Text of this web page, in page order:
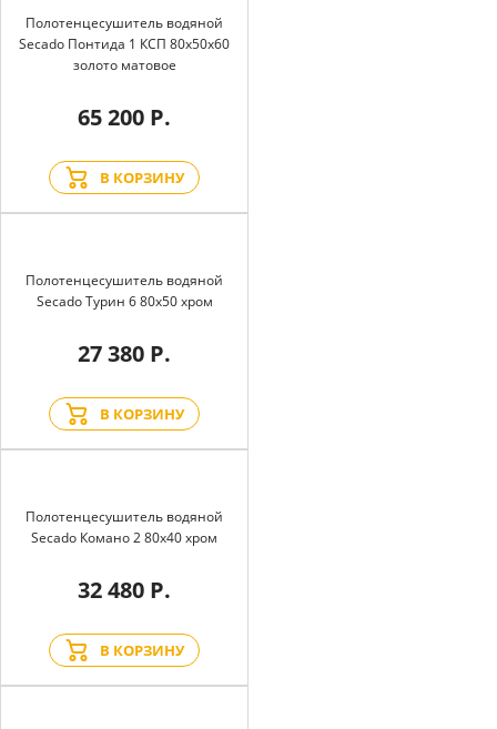
Полотенцесушитель водяной
Secado Понтида 1 КСП 80x50x60
золото матовое
65 200 Р.
В КОРЗИНУ
Полотенцесушитель водяной
Secado Турин 6 80x50 хром
27 380 Р.
В КОРЗИНУ
Полотенцесушитель водяной
Secado Комано 2 80x40 хром
32 480 Р.
В КОРЗИНУ